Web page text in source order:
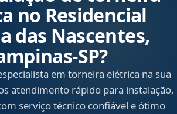
no Residencial
das Nascentes,
em torneira elétrica na sua
atendimento rápido para instalação,
serviço técnico confiável e ótimo